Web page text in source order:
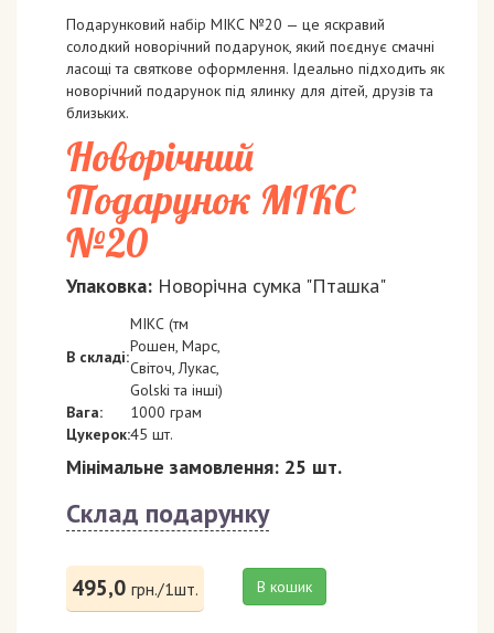
Подарунковий набір МІКС №20 — це яскравий
солодкий новорічний подарунок, який поєднує смачні
ласощі та святкове оформлення. Ідеально підходить як
новорічний подарунок під ялинку для дітей, друзів та
близьких.
Новорічний
Подарунок МІКС
№20
Упаковка: Новорічна сумка "Пташка"
В складі:
МІКС (тм
Рошен, Марс,
Світоч, Лукас,
Golski та інші)
Вага:
1000 грам
Цукерок:45 шт.
Мінімальне замовлення: 25 шт.
Склад подарунку
495,0 грн./1шт. В кошик